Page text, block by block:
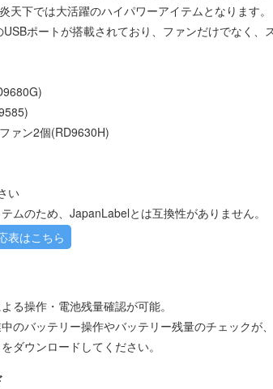
天下では大活躍のハイパワーアイテムとなります。
ポートが搭載されており、ファンだけでなく
ァン2個(RD9630H)
い
ムのため、JapanLabelとは互換性がありません。
表はこちら
る操作・電池残量確認が可能。
のバッテリー操作やバッテリー残量のチェックが
ダウンロードしてください。